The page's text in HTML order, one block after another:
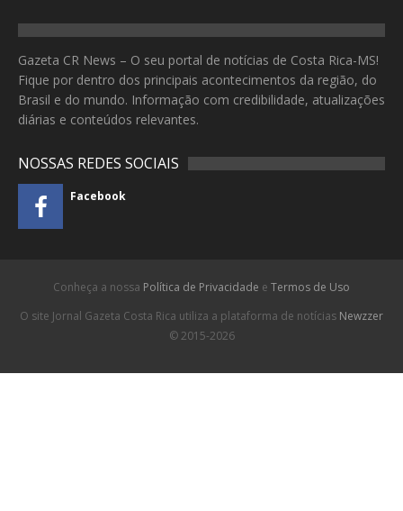
Gazeta CR News – O seu portal de notícias de Costa Rica-MS!
Fique por dentro dos principais acontecimentos da região, do
Brasil e do mundo. Informação com credibilidade, atualizações
diárias e conteúdos relevantes.
NOSSAS REDES SOCIAIS
Facebook
Conheça a nossa Política de Privacidade e Termos de Uso
O site Jornal Gazeta Costa Rica utiliza a plataforma de notícias Newzzer
© 2015-2026